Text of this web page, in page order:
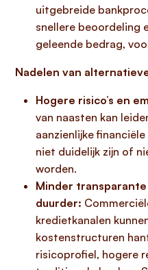
uitgebreide
snellere beoordeling
geleende bedrag,
Nadelen van
Hogere risico’s en
van naasten kan
aanzienlijke
niet duidelijk zijn of
worden.
Minder
duurder:
kredietkanalen
kostenstructuren
risicoprofiel, hogere